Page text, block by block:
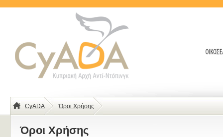
CyADA Όροι Χρήσης
Όροι Χρήσης